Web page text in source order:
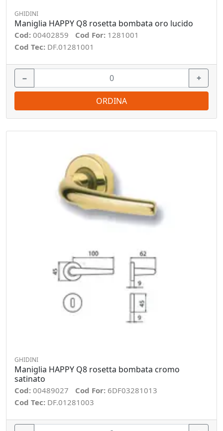
GHIDINI
Maniglia HAPPY Q8 rosetta bombata oro lucido
Cod: 00402859 Cod For: 1281001
Cod Tec: DF.01281001
− +
ORDINA
GHIDINI
Maniglia HAPPY Q8 rosetta bombata cromo
satinato
Cod: 00489027 Cod For: 6DF03281013
Cod Tec: DF.01281003